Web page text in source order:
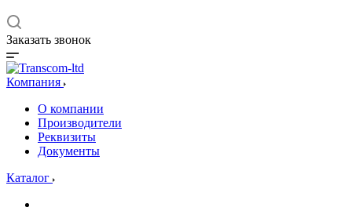
Заказать звонок
Компания
О компании
Производители
Реквизиты
Документы
Каталог